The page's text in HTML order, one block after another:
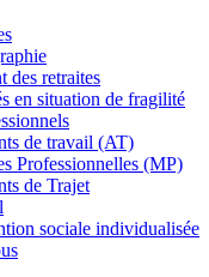
des retraites
en situation de fragilité
de travail (AT)
Professionnelles (MP)
de Trajet
sociale individualisée